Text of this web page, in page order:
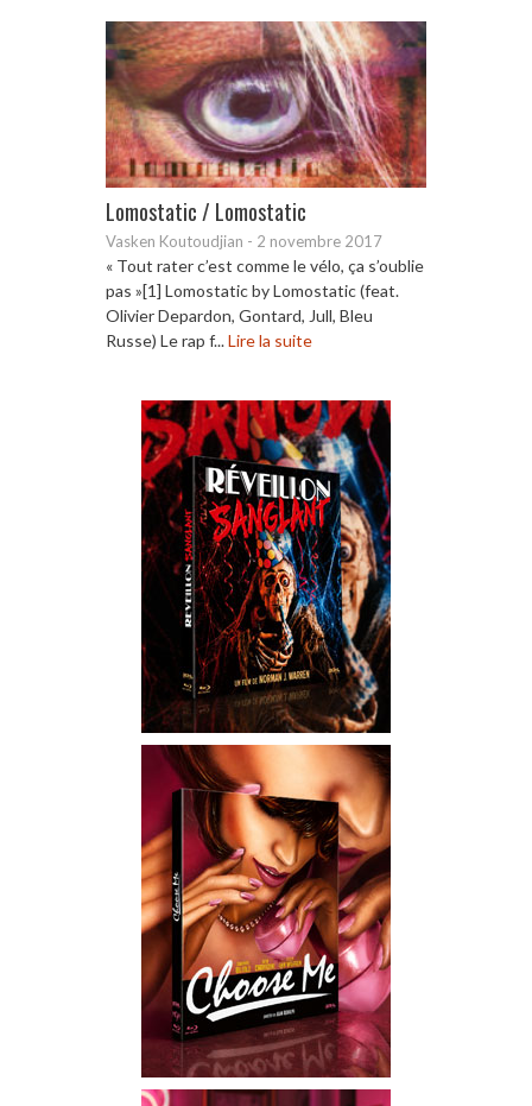
Lomostatic / Lomostatic
Vasken Koutoudjian - 2 novembre 2017
« Tout rater c’est comme le vélo, ça s’oublie
pas »[1] Lomostatic by Lomostatic (feat.
Olivier Depardon, Gontard, Jull, Bleu
Russe) Le rap f...Lire la suite